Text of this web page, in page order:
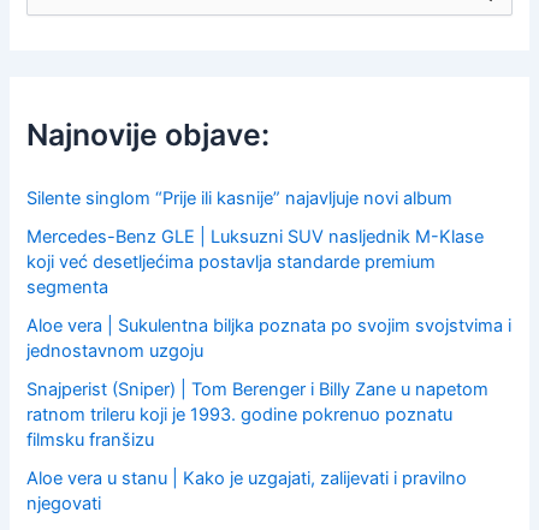
f
o
:
Najnovije objave:
Silente singlom “Prije ili kasnije” najavljuje novi album
Mercedes-Benz GLE | Luksuzni SUV nasljednik M-Klase
koji već desetljećima postavlja standarde premium
segmenta
Aloe vera | Sukulentna biljka poznata po svojim svojstvima i
jednostavnom uzgoju
Snajperist (Sniper) | Tom Berenger i Billy Zane u napetom
ratnom trileru koji je 1993. godine pokrenuo poznatu
filmsku franšizu
Aloe vera u stanu | Kako je uzgajati, zalijevati i pravilno
njegovati